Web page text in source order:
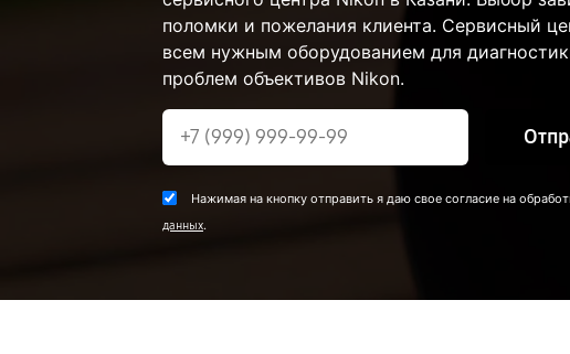
поломки и пожелания клиента. Сервисный
всем нужным оборудованием для
проблем объективов Nikon.
Нажимая на кнопку отправить я даю свое согласие на
данных.